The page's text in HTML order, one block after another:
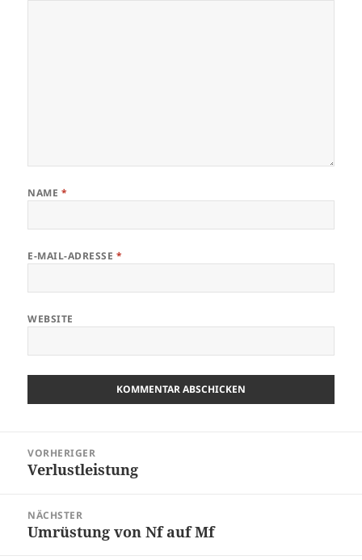
NAME *
E-MAIL-ADRESSE *
WEBSITE
VORHERIGER
Vorheriger
Verlustleistung
NÄCHSTER
Nächster
Umrüstung von Nf auf Mf